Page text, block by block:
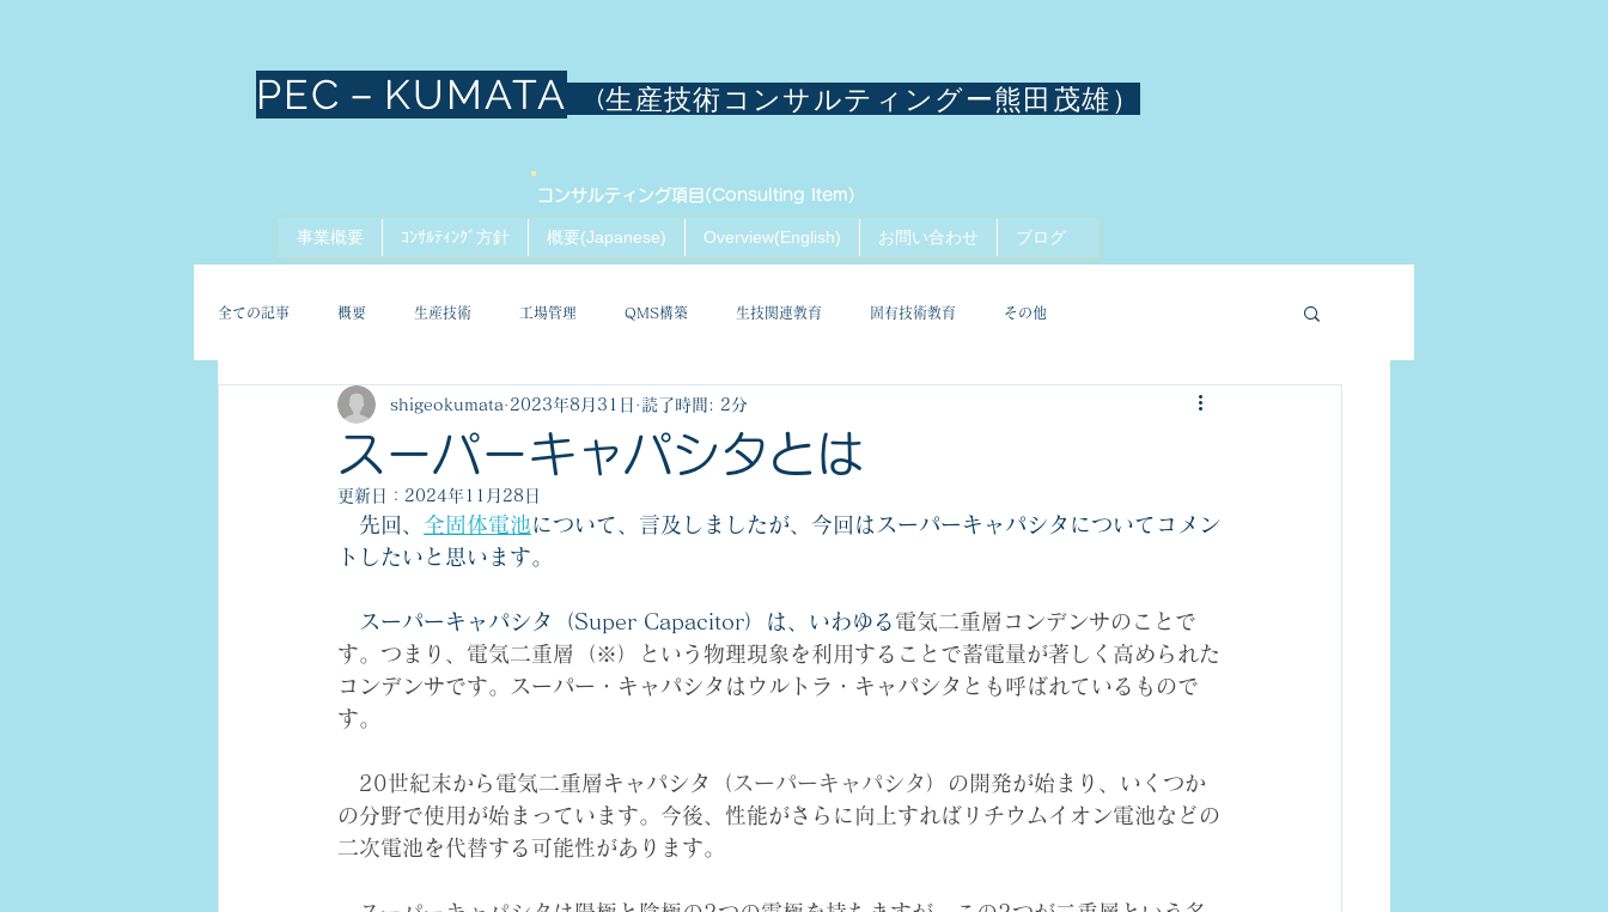
PEC－KUMATA (生産技術コンサルティングー熊田茂雄）
コンサルティング項目(Consulting Item)
事業概要 ｺﾝｻﾙﾃｨﾝｸﾞ方針 概要(Japanese) Overview(English) お問い合わせ ブログ
全ての記事 概要 生産技術 工場管理 QMS構築 生技関連教育 固有技術教育 その他
スーパーキャパシタとは
shigeokumata 2023年8月31日 読了時間: 2分
更新日： 2024年11月28日
先回、 全固体電池について、言及しましたが、今回はスーパーキャパシタについてコメン
トしたいと思います。
スーパーキャパシタ（Super Capacitor）は、いわゆる 電気二重層コンデンサのことで
す。つまり、電気二重層（※）という物理現象を利用することで蓄電量が著しく高められた
コンデンサです。スーパー・キャパシタはウルトラ・キャパシタとも呼ばれているもので
す。
20世紀末から電気二重層キャパシタ（ スーパーキャパシタ ）の開発が始まり、いくつか
の分野で使用が始まっています。今後、性能がさらに向上すればリチウムイオン電池などの
二次電池を代替する可能性があります。